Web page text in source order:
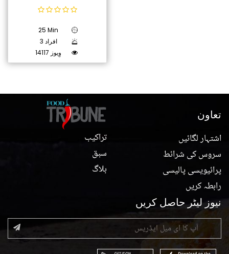
25 Min
3 افراد
14117 وِیوز
تراکیب
سبق
بلاگ
تعاون
اشتہار لگائیں
سروس کی شرائط
پرائیویسی پالیسی
رابطہ کریں
نیوز لیٹر حاصل کریں